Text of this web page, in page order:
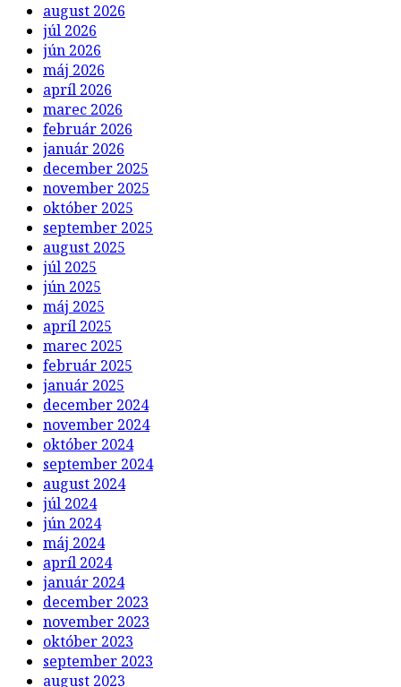
august 2026
júl 2026
jún 2026
máj 2026
apríl 2026
marec 2026
február 2026
január 2026
december 2025
november 2025
október 2025
september 2025
august 2025
júl 2025
jún 2025
máj 2025
apríl 2025
marec 2025
február 2025
január 2025
december 2024
november 2024
október 2024
september 2024
august 2024
júl 2024
jún 2024
máj 2024
apríl 2024
január 2024
december 2023
november 2023
október 2023
september 2023
august 2023